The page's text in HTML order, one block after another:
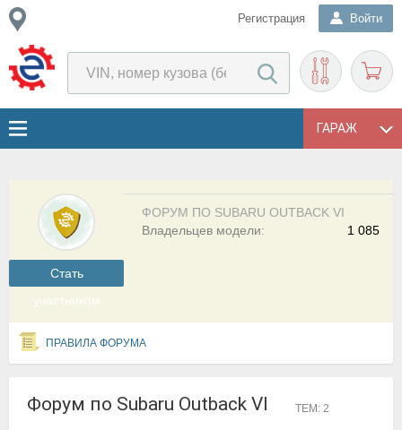
Регистрация Войти
ГАРАЖ
Cтать
участником
ФОРУМ ПО SUBARU OUTBACK VI
1 085
Владельцев модели:
ПРАВИЛА ФОРУМА
Форум по Subaru Outback VI ТЕМ: 2